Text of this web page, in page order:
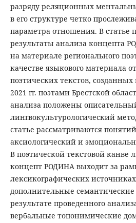
разряду реляционных
в его структуре четко
параметра отношения. В статье
результаты анализа концепта
на материале регионального
качестве языкового материала
поэтических текстов, созданных
2021 гг. поэтами Брестской
анализа положены
лингвокультурологический
статье рассматриваются
аксиологический и
В поэтической текстовой канве
концепт РОДИНА выходит за
лексикографических
дополнительные
результате проведенного
вербальные топонимические